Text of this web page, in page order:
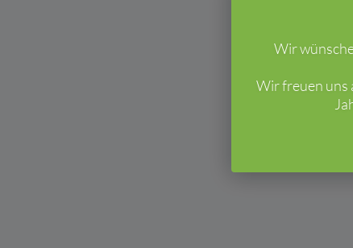
Wir
Wir freuen uns